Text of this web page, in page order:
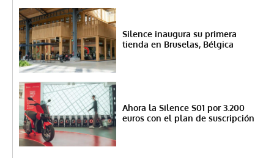
Silence inaugura su primera
tienda en Bruselas, Bélgica
Ahora la Silence S01 por 3.200
euros con el plan de suscripción